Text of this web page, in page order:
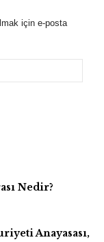
için e-posta
Nedir?
Anayasası,